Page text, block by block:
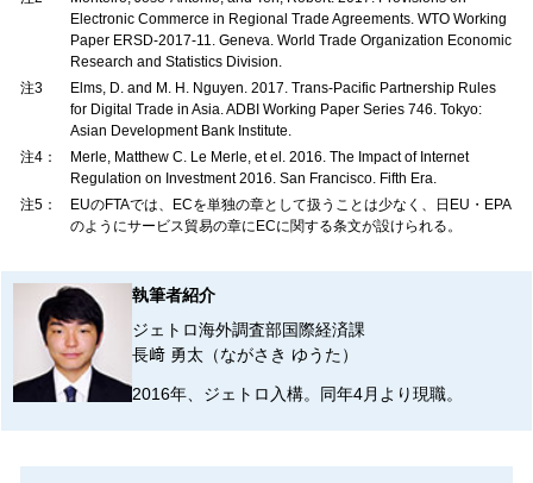
Electronic Commerce in Regional Trade Agreements. WTO Working
Paper ERSD-2017-11. Geneva. World Trade Organization Economic
Research and Statistics Division.
注3
Elms, D. and M. H. Nguyen. 2017. Trans-Pacific Partnership Rules
for Digital Trade in Asia. ADBI Working Paper Series 746. Tokyo:
Asian Development Bank Institute.
注4：
Merle, Matthew C. Le Merle, et el. 2016. The Impact of Internet
Regulation on Investment 2016. San Francisco. Fifth Era.
注5：
EUのFTAでは、ECを単独の章として扱うことは少なく、日EU・EPA
のようにサービス貿易の章にECに関する条文が設けられる。
執筆者紹介
ジェトロ海外調査部国際経済課
長﨑 勇太（ながさき ゆうた）
2016年、ジェトロ入構。同年4月より現職。